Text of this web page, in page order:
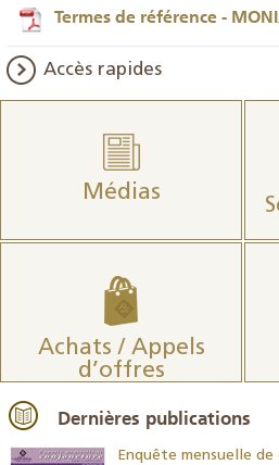
Termes de référence -
Accès rapides
Médias
Achats / Appels
d’offres
Dernières publications
Enquête mensuelle